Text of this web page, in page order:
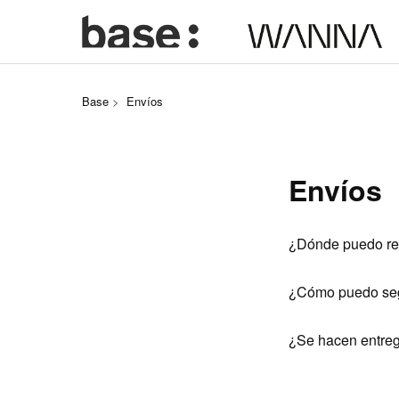
Base Envíos
Envíos
¿Dónde puedo
¿Cómo puedo
¿Se hacen